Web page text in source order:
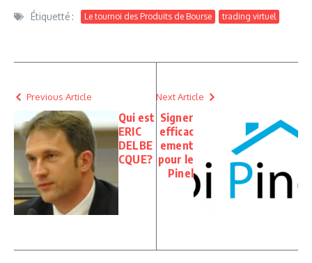
Étiquetté : Le tournoi des Produits de Bourse trading virtuel
Previous Article
Qui est
ERIC
DELBE
CQUE?
Next Article
Signer
efficac
ement
pour le
Pinel